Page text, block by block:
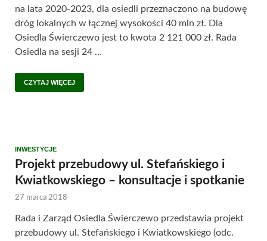
na lata 2020-2023, dla osiedli przeznaczono na budowę
dróg lokalnych w łącznej wysokości 40 mln zł. Dla
Osiedla Świerczewo jest to kwota 2 121 000 zł. Rada
Osiedla na sesji 24 …
CZYTAJ WIĘCEJ
INWESTYCJE
Projekt przebudowy ul. Stefańskiego i
Kwiatkowskiego – konsultacje i spotkanie
27 marca 2018
Rada i Zarząd Osiedla Świerczewo przedstawia projekt
przebudowy ul. Stefańskiego i Kwiatkowskiego (odc.